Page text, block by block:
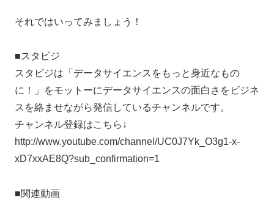
それではいってみましょう！
■スタビジ
スタビジは「データサイエンスをもっと身近なもの
に！」をモットーにデータサイエンスの面白さをビジネ
スを絡ませながら発信しているチャンネルです。
チャンネル登録はこちら↓
http://www.youtube.com/channel/UC0J7Yk_O3g1-x-
xD7xxAE8Q?sub_confirmation=1
■関連動画